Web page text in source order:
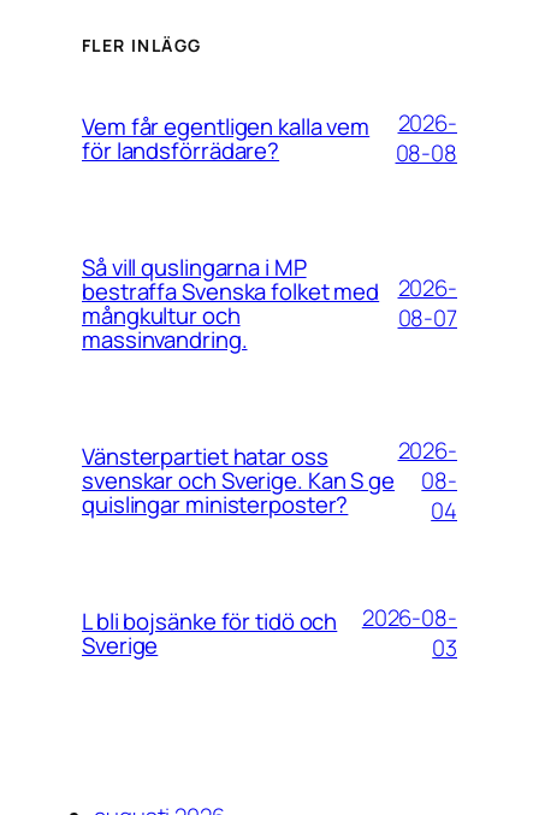
FLER INLÄGG
Vem får egentligen kalla vem
för landsförrädare?
2026-
08-08
Så vill quslingarna i MP
bestraffa Svenska folket med
mångkultur och
massinvandring.
2026-
08-07
Vänsterpartiet hatar oss
svenskar och Sverige. Kan S ge
quislingar ministerposter?
2026-
08-
04
L bli bojsänke för tidö och
Sverige
2026-08-
03